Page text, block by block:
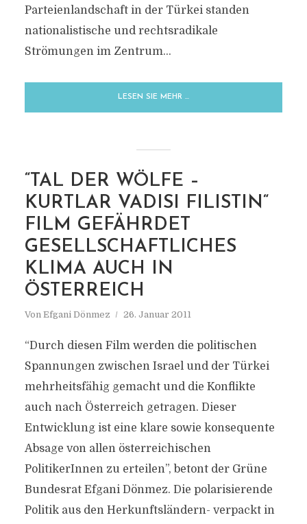
NATIONALISMUS
Parteienlandschaft in der Türkei standen
nationalistische und rechtsradikale
Strömungen im Zentrum...
LESEN SIE MEHR …
“TAL DER WÖLFE –
KURTLAR VADISI FILISTIN“
FILM GEFÄHRDET
GESELLSCHAFTLICHES
KLIMA AUCH IN
ÖSTERREICH
Von Efgani Dönmez 26. Januar 2011
“Durch diesen Film werden die politischen
Spannungen zwischen Israel und der Türkei
mehrheitsfähig gemacht und die Konflikte
auch nach Österreich getragen. Dieser
Entwicklung ist eine klare sowie konsequente
Absage von allen österreichischen
PolitikerInnen zu erteilen”, betont der Grüne
Bundesrat Efgani Dönmez. Die polarisierende
Politik aus den Herkunftsländern- verpackt in